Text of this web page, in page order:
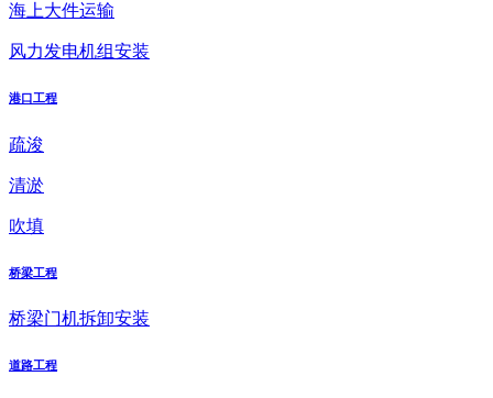
海上大件运输
风力发电机组安装
港口工程
疏浚
清淤
吹填
桥梁工程
桥梁门机拆卸安装
道路工程